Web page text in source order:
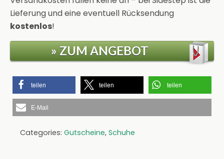
Lieferung und eine eventuell Rücksendung
kostenlos!
» ZUM ANGEBOT
teilen teilen teilen
E-Mail
Categories: Gutscheine, Schuhe